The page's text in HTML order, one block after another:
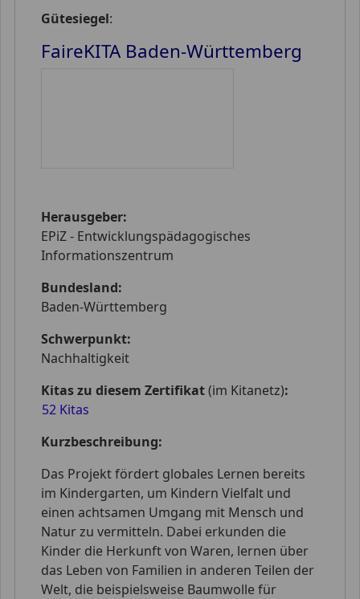
Gütesiegel:
FaireKITA Baden-Württemberg
Herausgeber:
EPiZ - Entwicklungspädagogisches
Informationszentrum
Bundesland:
Baden-Württemberg
Schwerpunkt:
Nachhaltigkeit
Kitas zu diesem Zertifikat(im Kitanetz):
52 Kitas
Kurzbeschreibung:
Das Projekt fördert globales Lernen bereits
im Kindergarten, um Kindern Vielfalt und
einen achtsamen Umgang mit Mensch und
Natur zu vermitteln. Dabei erkunden die
Kinder die Herkunft von Waren, lernen über
das Leben von Familien in anderen Teilen der
Welt, die beispielsweise Baumwolle für